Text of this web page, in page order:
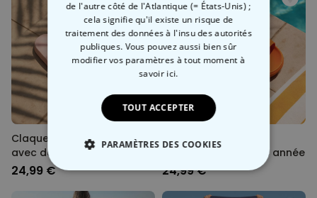
Claquettes personnalisées
avec deux lignes
24,99 €
Claquettes Aperol
personnalisées avec année
24,99 €
de l'autre côté de l'Atlantique (= États-Unis) ;
cela signifie qu'il existe un risque de
traitement des données à l'insu des autorités
publiques. Vous pouvez aussi bien sûr
modifier vos paramètres à tout momentà
savoir ici.
TOUT ACCEPTER
PARAMÈTRES DES COOKIES
STRICTEMENT NÉCESSAIRE